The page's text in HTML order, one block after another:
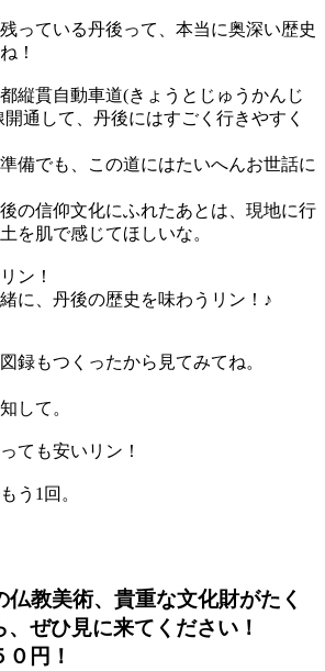
っている丹後って、本当に奥深い歴史
！
縦貫自動車道(きょうとじゅうかんじ
通して、丹後にはすごく行きやすく
備でも、この道にはたいへんお世話に
の信仰文化にふれたあとは、現地に行
を肌で感じてほしいな。
ン！
に、丹後の歴史を味わうリン！♪
録もつくったから見てみてね。
して。
ても安いリン！
う1回。
仏教美術、貴重な文化財がたく
ぜひ見に来てください！
円！